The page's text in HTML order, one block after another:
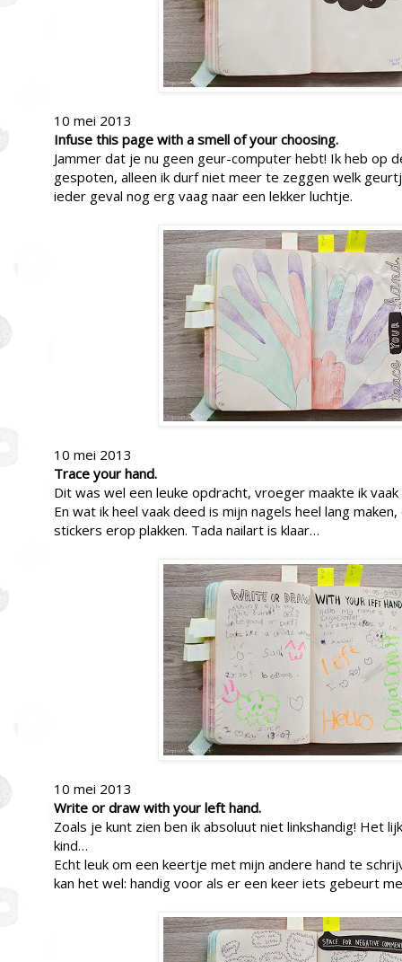
10 mei 2013
Infuse this page with a smell of your choosing.
Jammer dat je nu geen geur-computer hebt! Ik heb op
gespoten, alleen ik durf niet meer te zeggen welk
ieder geval nog erg vaag naar een lekker luchtje.
10 mei 2013
Trace your hand.
Dit was wel een leuke opdracht, vroeger maakte ik
En wat ik heel vaak deed is mijn nagels heel lang
stickers erop plakken. Tada nailart is klaar…
10 mei 2013
Write or draw with your left hand.
Zoals je kunt zien ben ik absoluut niet linkshandig! Het
kind…
Echt leuk om een keertje met mijn andere hand te
kan het wel: handig voor als er een keer iets gebeurt